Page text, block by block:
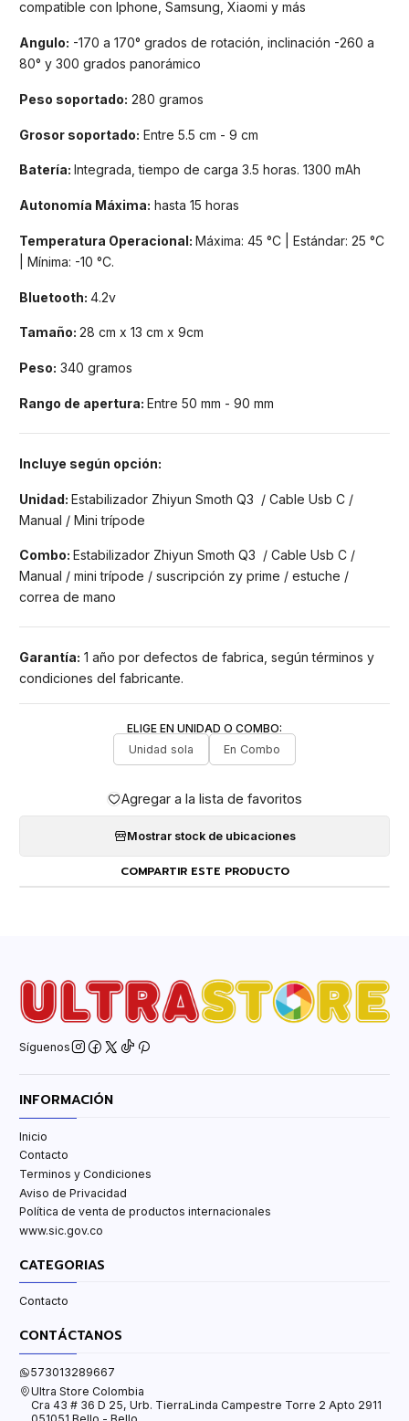
compatible con Iphone, Samsung, Xiaomi y más
Angulo: -170 a 170° grados de rotación, inclinación -260 a
80° y 300 grados panorámico
Peso soportado: 280 gramos
Grosor soportado: Entre 5.5 cm - 9 cm
Batería: Integrada, tiempo de carga 3.5 horas. 1300 mAh
Autonomía Máxima: hasta 15 horas
Temperatura Operacional: Máxima: 45 °C | Estándar: 25 °C
| Mínima: -10 °C.
Bluetooth: 4.2v
Tamaño: 28 cm x 13 cm x 9cm
Peso: 340 gramos
Rango de apertura: Entre 50 mm - 90 mm
Incluye según opción:
Unidad: Estabilizador Zhiyun Smoth Q3 / Cable Usb C /
Manual / Mini trípode
Combo: Estabilizador Zhiyun Smoth Q3 / Cable Usb C /
Manual / mini trípode / suscripción zy prime / estuche /
correa de mano
Garantía: 1 año por defectos de fabrica, según términos y
condiciones del fabricante.
ELIGE EN UNIDAD O COMBO:
Unidad sola
En Combo
Agregar a la lista de favoritos
Mostrar stock de ubicaciones
COMPARTIR ESTE PRODUCTO
Síguenos
INFORMACIÓN
Inicio
Contacto
Terminos y Condiciones
Aviso de Privacidad
Política de venta de productos internacionales
www.sic.gov.co
CATEGORIAS
Contacto
CONTÁCTANOS
573013289667
Ultra Store Colombia
Cra 43 # 36 D 25, Urb. TierraLinda Campestre Torre 2 Apto 2911